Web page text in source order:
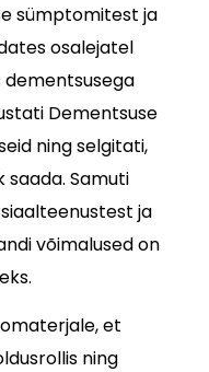
sümptomitest ja
osalejatel
dementsusega
Dementsuse
ning selgitati,
saada. Samuti
ja
võimalused on
et
ning